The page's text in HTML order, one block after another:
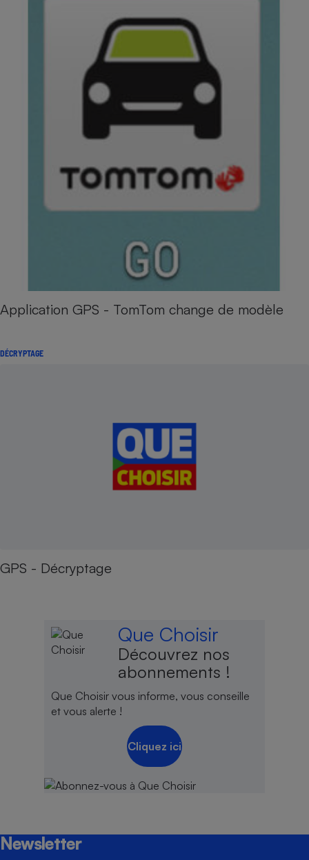
Application GPS - TomTom change de modèle
DÉCRYPTAGE
GPS - Décryptage
Que Choisir
Découvrez nos
abonnements !
Que Choisir vous informe, vous conseille
et vous alerte !
Cliquez ici
Newsletter